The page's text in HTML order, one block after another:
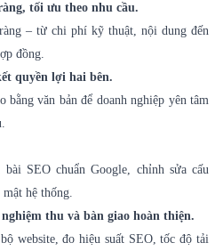
tối ưu theo nhu cầu.
– từ chi phí kỹ thuật, nội dung đến
đồng.
quyền lợi hai bên.
bằng văn bản để doanh nghiệp yên tâm
SEO chuẩn Google, chỉnh sửa cấu
hệ thống.
thu và bàn giao hoàn thiện.
website, đo hiệu suất SEO, tốc độ tải